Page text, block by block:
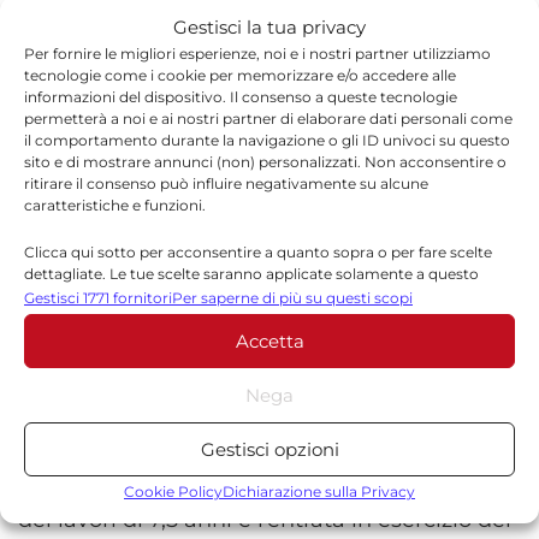
Gestisci la tua privacy
Per fornire le migliori esperienze, noi e i nostri partner utilizziamo
tecnologie come i cookie per memorizzare e/o accedere alle
informazioni del dispositivo. Il consenso a queste tecnologie
permetterà a noi e ai nostri partner di elaborare dati personali come
il comportamento durante la navigazione o gli ID univoci su questo
sito e di mostrare annunci (non) personalizzati. Non acconsentire o
ritirare il consenso può influire negativamente su alcune
caratteristiche e funzioni.
Clicca qui sotto per acconsentire a quanto sopra o per fare scelte
dettagliate. Le tue scelte saranno applicate solamente a questo
sito. È possibile modificare le impostazioni in qualsiasi momento,
compreso il ritiro del consenso, utilizzando i pulsanti della Cookie
Policy o cliccando sul pulsante di gestione del consenso nella parte
inferiore dello schermo.
Statistiche
Archiviare informazioni su dispositivo e/o accedervi, Misurare le
prestazioni degli annunci, Misurare le prestazioni dei contenuti,
Gestisci 1771 fornitoriPer saperne di più su questi scopi
Accetta
Nega
Gestisci opzioni
Cookie PolicyDichiarazione sulla Privacy
Eleonora Maria Mariani, Ida Angela Loredana
Nicotra e Marco Stasi.
Il Collegio sindacale è presieduto da
Gianpaolo Davide Rossetti, con Barbara
Branca e Vittorio Zupo sindaci effettivi,
Giancola sono sindaci supplenti.
Secondo quanto riportato dalla società, l’iter
autorizzativo dovrebbe concludersi entro
l’estate 2026, consentendo l’avvio della fase
realizzativa nell’ultimo trimestre dello stesso
anno. Il cronoprogramma prevede una durata
dei lavori di 7,5 anni e l’entrata in esercizio del